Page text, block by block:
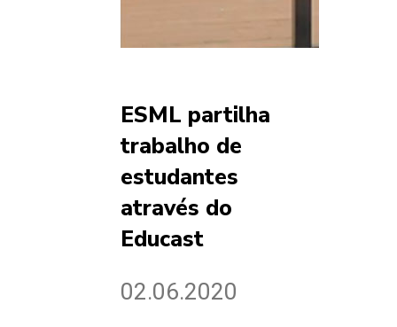
ESML partilha
trabalho de
estudantes
através do
Educast
02.06.2020